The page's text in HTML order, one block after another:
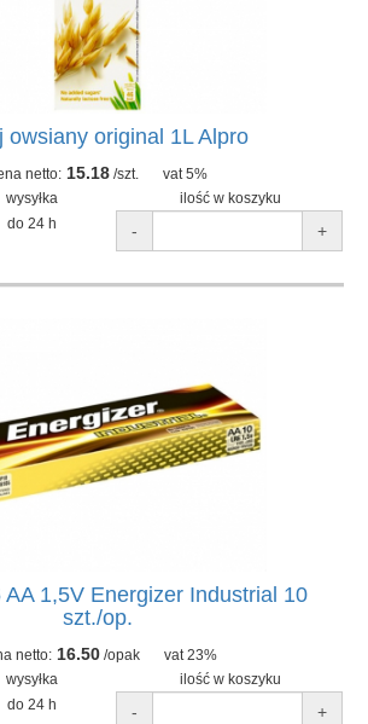
owsiany original 1L Alpro
netto: 15.18/szt.
vat 5%
wysyłka
ilość w koszyku
do 24 h
- +
AA 1,5V Energizer Industrial 10
szt./op.
netto: 16.50/opak
vat 23%
wysyłka
ilość w koszyku
do 24 h
- +